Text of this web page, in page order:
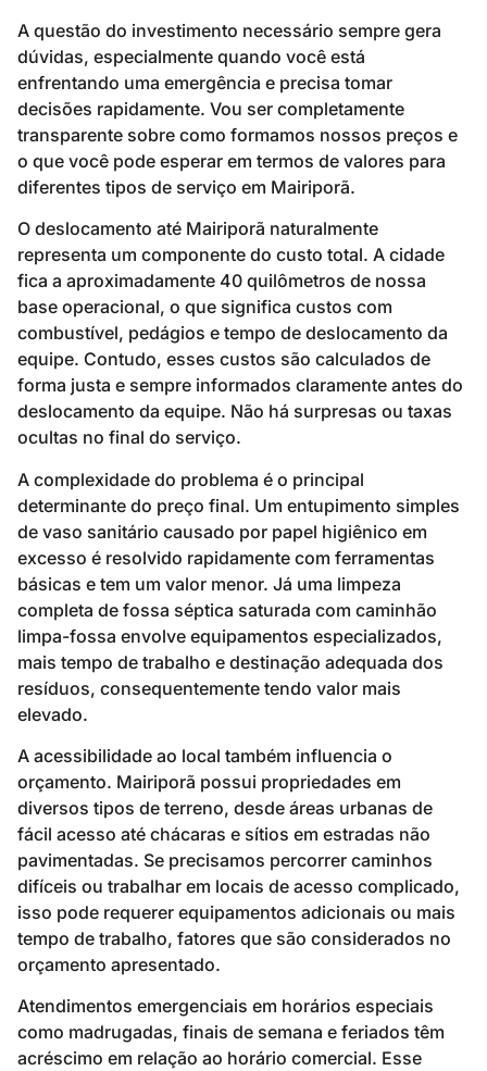
A questão do investimento necessário sempre gera
dúvidas, especialmente quando você está
enfrentando uma emergência e precisa tomar
decisões rapidamente. Vou ser completamente
transparente sobre como formamos nossos preços e
o que você pode esperar em termos de valores para
diferentes tipos de serviço em Mairiporã.
O deslocamento até Mairiporã naturalmente
representa um componente do custo total. A cidade
fica a aproximadamente 40 quilômetros de nossa
base operacional, o que significa custos com
combustível, pedágios e tempo de deslocamento da
equipe. Contudo, esses custos são calculados de
forma justa e sempre informados claramente antes do
deslocamento da equipe. Não há surpresas ou taxas
ocultas no final do serviço.
A complexidade do problema é o principal
determinante do preço final. Um entupimento simples
de vaso sanitário causado por papel higiênico em
excesso é resolvido rapidamente com ferramentas
básicas e tem um valor menor. Já uma limpeza
completa de fossa séptica saturada com caminhão
limpa-fossa envolve equipamentos especializados,
mais tempo de trabalho e destinação adequada dos
resíduos, consequentemente tendo valor mais
elevado.
A acessibilidade ao local também influencia o
orçamento. Mairiporã possui propriedades em
diversos tipos de terreno, desde áreas urbanas de
fácil acesso até chácaras e sítios em estradas não
pavimentadas. Se precisamos percorrer caminhos
difíceis ou trabalhar em locais de acesso complicado,
isso pode requerer equipamentos adicionais ou mais
tempo de trabalho, fatores que são considerados no
orçamento apresentado.
Atendimentos emergenciais em horários especiais
como madrugadas, finais de semana e feriados têm
acréscimo em relação ao horário comercial. Esse